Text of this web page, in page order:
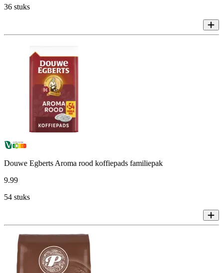
36 stuks
Douwe Egberts Aroma rood koffiepads familiepak
9.99
54 stuks